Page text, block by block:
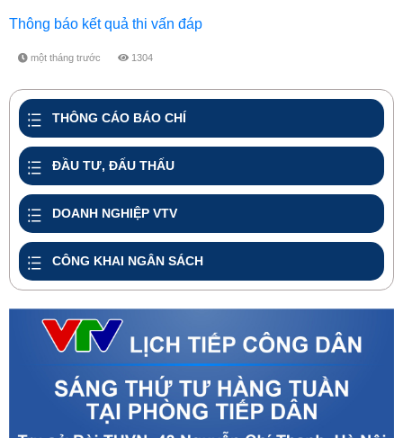
Thông báo kết quả thi vấn đáp
một tháng trước 1304
THÔNG CÁO BÁO CHÍ
ĐẦU TƯ, ĐẤU THẤU
DOANH NGHIỆP VTV
CÔNG KHAI NGÂN SÁCH